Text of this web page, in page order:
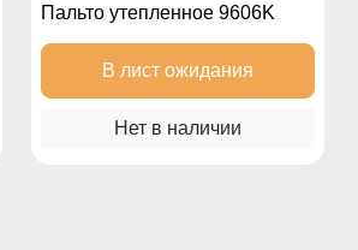
Пальто утепленное 9606K
В лист ожидания
Нет в наличии